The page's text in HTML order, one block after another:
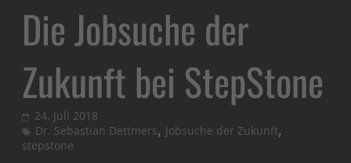
Die Jobsuche der
Zukunft bei StepStone
24. Juli 2018
Dr. Sebastian Dettmers, Jobsuche der Zukunft,
stepstone